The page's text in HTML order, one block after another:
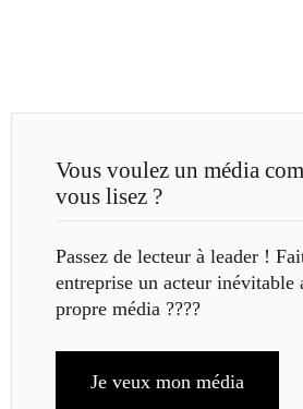
Vous voulez un média
vous lisez ?
Passez de lecteur à leader !
entreprise un acteur inévitable
propre média ????
Je veux mon média